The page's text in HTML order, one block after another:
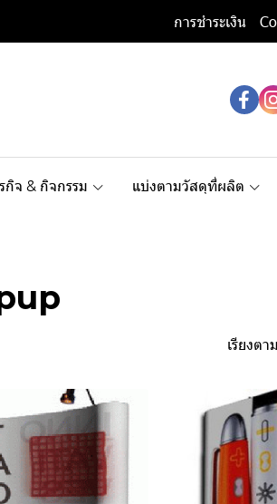
การชำระเงิน
กิจ & กิจกรรม แบ่งตามวัสดุที่ผลิต
เรียงตาม